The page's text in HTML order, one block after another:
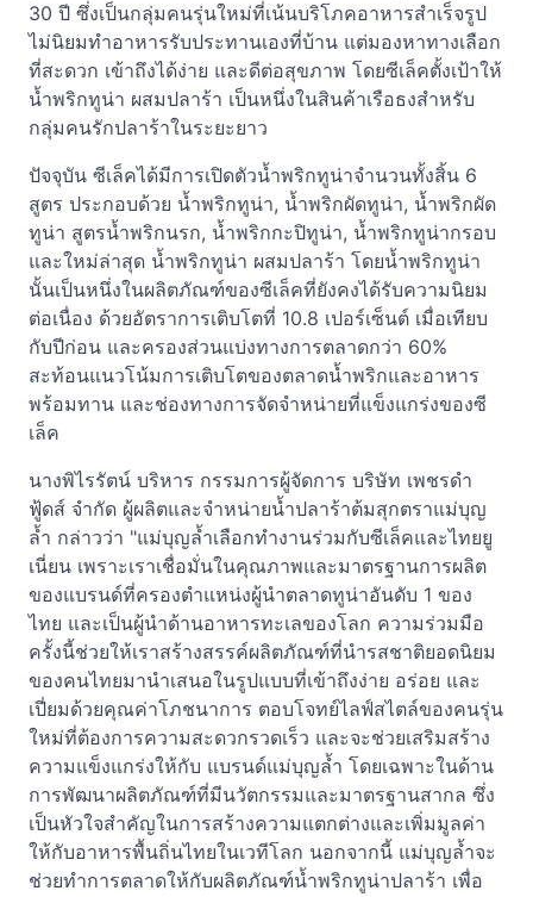
30 ปี ซึ่งเป็นกลุ่มคนรุ่นใหม่ที่เน้นบริโภคอาหารสำเร็จรูป
ไม่นิยมทำอาหารรับประทานเองที่บ้าน แต่มองหาทางเลือก
ที่สะดวก เข้าถึงได้ง่าย และดีต่อสุขภาพ โดยซีเล็คตั้งเป้าให้
น้ำพริกทูน่า ผสมปลาร้า เป็นหนึ่งในสินค้าเรือธงสำหรับ
กลุ่มคนรักปลาร้าในระยะยาว
ปัจจุบัน ซีเล็คได้มีการเปิดตัวน้ำพริกทูน่าจำนวนทั้งสิ้น 6
สูตร ประกอบด้วย น้ำพริกทูน่า, น้ำพริกผัดทูน่า, น้ำพริกผัด
ทูน่า สูตรน้ำพริกนรก, น้ำพริกกะปิทูน่า, น้ำพริกทูน่ากรอบ
และใหม่ล่าสุด น้ำพริกทูน่า ผสมปลาร้า โดยน้ำพริกทูน่า
นั้นเป็นหนึ่งในผลิตภัณฑ์ของซีเล็คที่ยังคงได้รับความนิยม
ต่อเนื่อง ด้วยอัตราการเติบโตที่ 10.8 เปอร์เซ็นต์ เมื่อเทียบ
กับปีก่อน และครองส่วนแบ่งทางการตลาดกว่า 60%
สะท้อนแนวโน้มการเติบโตของตลาดน้ำพริกและอาหาร
พร้อมทาน และช่องทางการจัดจำหน่ายที่แข็งแกร่งของซี
เล็ค
นางพิไรรัตน์ บริหาร กรรมการผู้จัดการ บริษัท เพชรดำ
ฟู้ดส์ จำกัด ผู้ผลิตและจำหน่ายน้ำปลาร้าต้มสุกตราแม่บุญ
ล้ำ กล่าวว่า "แม่บุญล้ำเลือกทำงานร่วมกับซีเล็คและไทยยู
เนี่ยน เพราะเราเชื่อมั่นในคุณภาพและมาตรฐานการผลิต
ของแบรนด์ที่ครองตำแหน่งผู้นำตลาดทูน่าอันดับ 1 ของ
ไทย และเป็นผู้นำด้านอาหารทะเลของโลก ความร่วมมือ
ครั้งนี้ช่วยให้เราสร้างสรรค์ผลิตภัณฑ์ที่นำรสชาติยอดนิยม
ของคนไทยมานำเสนอในรูปแบบที่เข้าถึงง่าย อร่อย และ
เปี่ยมด้วยคุณค่าโภชนาการ ตอบโจทย์ไลฟ์สไตล์ของคนรุ่น
ใหม่ที่ต้องการความสะดวกรวดเร็ว และจะช่วยเสริมสร้าง
ความแข็งแกร่งให้กับ แบรนด์แม่บุญล้ำ โดยเฉพาะในด้าน
การพัฒนาผลิตภัณฑ์ที่มีนวัตกรรมและมาตรฐานสากล ซึ่ง
เป็นหัวใจสำคัญในการสร้างความแตกต่างและเพิ่มมูลค่า
ให้กับอาหารพื้นถิ่นไทยในเวทีโลก นอกจากนี้ แม่บุญล้ำจะ
ช่วยทำการตลาดให้กับผลิตภัณฑ์น้ำพริกทูน่าปลาร้า เพื่อ